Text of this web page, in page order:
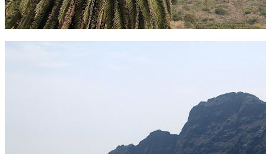
pentru limba colonistilor. Elevii studiaza la scoala neobisnuitul
limbaj, si pot fluiera in orice limba, desi cel mai bine suna totusi in
spaniola.